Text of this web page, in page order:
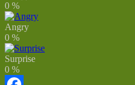
0 %
Angry
0 %
Surprise
0 %